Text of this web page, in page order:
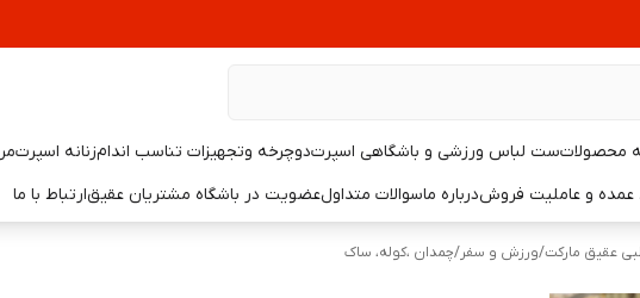
محصولاتست لباس ورزشی و باشگاهی اسپرتدوچرخه وتجهیزات تناسب اندامزنانه اسپرت
عمده و عاملیت فروشدرباره ماسوالات متداولعضویت در باشگاه مشتریان عقیقارتباط با ما
عقیق مارکت/ورزش و سفر/چمدان ،کوله، ساک